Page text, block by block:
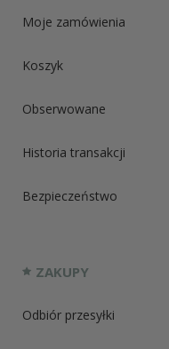
Moje zamówienia
Koszyk
Obserwowane
Historia transakcji
Bezpieczeństwo
ZAKUPY
Odbiór przesyłki